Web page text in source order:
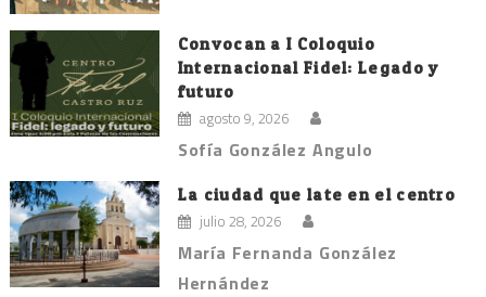
Convocan a I Coloquio
Internacional Fidel: Legado y
futuro
agosto 9, 2026
Sofía González Angulo
La ciudad que late en el centro
julio 28, 2026
María Fernanda González
Hernández